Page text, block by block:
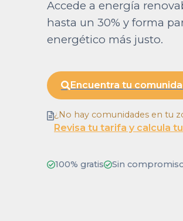
Accede a energía
hasta un 30% y forma
energético más justo.
Encuentra tu
¿No hay comunidades en tu
Revisa tu tarifa y calcula
100% gratis Sin